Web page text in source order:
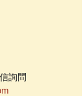
詢問